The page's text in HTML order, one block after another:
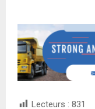
Lecteurs : 831